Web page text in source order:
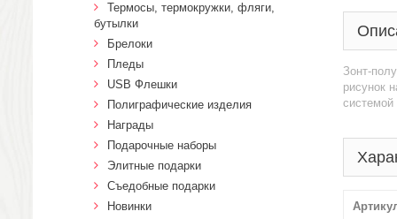
Зонт-
рисунок
Термосы, термокружки, фляги,
бутылки
Брелоки
Пледы
USB Флешки
Полиграфические изделия
Награды
Подарочные наборы
Элитные подарки
Cъедобные подарки
Новинки